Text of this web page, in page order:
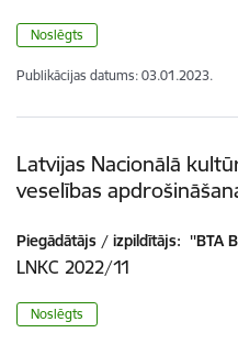
Noslēgts
Publikācijas datums: 03.01.2023.
Latvijas Nacionālā
veselības
Piegādātājs / izpildītājs: ''BTA
LNKC 2022/11
Noslēgts